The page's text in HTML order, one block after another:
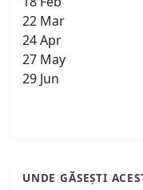
22 Mar
24 Apr
27 May
29 Jun
UNDE GĂSEȘTI